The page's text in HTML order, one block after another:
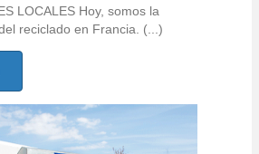
LOCALES Hoy, somos la
reciclado en Francia. (...)